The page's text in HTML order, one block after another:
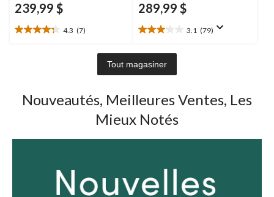
239,99 $
4.3 (7)
4.3
évaluations
289,99 $
3.1 (79)
3.1
5.
évaluations
Tout magasiner
Nouveautés, Meilleures Ventes, Les
Mieux Notés